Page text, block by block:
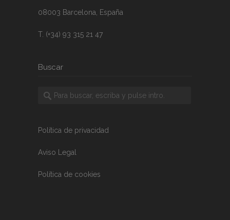
08003 Barcelona, España
T. (+34) 93 315 21 47
Buscar
Política de privacidad
Aviso Legal
Política de cookies